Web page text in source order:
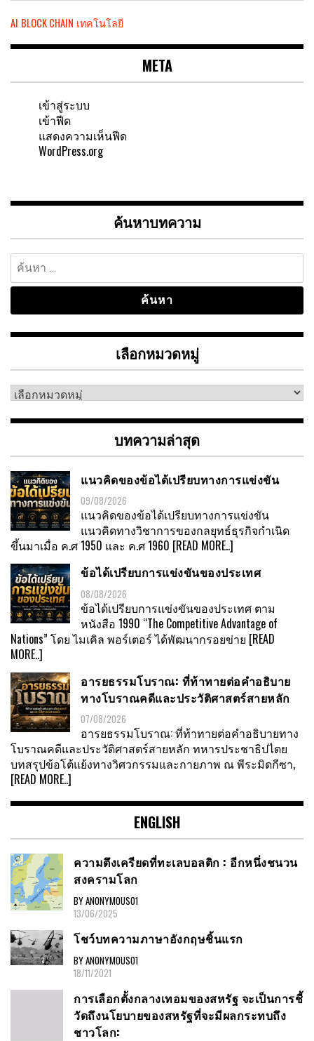
AI BLOCK CHAIN เทคโนโลยี
META
เข้าสู่ระบบ
เข้าฟีด
แสดงความเห็นฟีด
WordPress.org
ค้นหาบทความ
ค้นหา
สำหรับ:
เลือกหมวดหมู่
เลือก
หมู่
บทความล่าสุด
แนวคิดของข้อได้เปรียบทางการแข่งขัน
09/08/2026
แนวคิดของข้อได้เปรียบทางการแข่งขัน
แนวคิดทางวิชาการของกลยุทธ์ธุรกิจกำเนิด
ขึ้นมาเมื่อ ค.ศ 1950 และ ค.ศ 1960 [READ MORE..]
ข้อได้เปรียบการแข่งขันของประเทศ
08/08/2026
ข้อได้เปรียบการแข่งขันของประเทศ ตาม
หนังสือ 1990 “The Competitive Advantage of
Nations” โดย ไมเคิล พอร์เตอร์ ได้พัฒนากรอยข่าย [READ
MORE..]
อารยธรรมโบราณ: ที่ท้าทายต่อคำอธิบาย
ทางโบราณคดีและประวัติศาสตร์สายหลัก
07/08/2026
อารยธรรมโบราณ: ที่ท้าทายต่อคำอธิบายทาง
โบราณคดีและประวัติศาสตร์สายหลัก ทหารประชาธิปไตย
บทสรุปข้อโต้แย้งทางวิศวกรรมและกายภาพ ณ พีระมิดกีซา,
[READ MORE..]
ENGLISH
ความตึงเครียดที่ทะเลบอลติก : อีกหนึ่งชนวน
สงครามโลก
BY ANONYMOUS01
13/06/2025
โชว์บทความภาษาอังกฤษชิ้นแรก
BY ANONYMOUS01
18/11/2021
การเลือกตั้งกลางเทอมของสหรัฐ จะเป็นการชี้
วัดถึงนโยบายของสหรัฐที่จะมีผลกระทบถึง
ชาวโลก: